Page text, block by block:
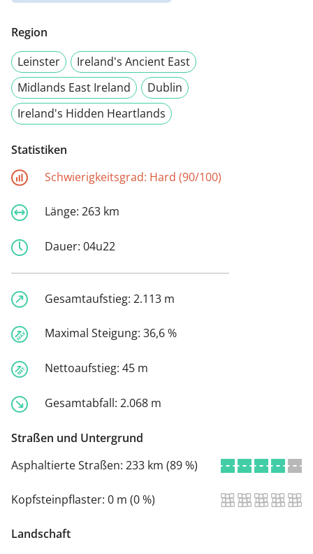
Region
Leinster
Ireland's Ancient East
Midlands East Ireland
Dublin
Ireland's Hidden Heartlands
Statistiken
Schwierigkeitsgrad: Hard (90/100)
Länge: 263 km
Dauer: 04u22
Gesamtaufstieg: 2.113 m
Maximal Steigung: 36,6 %
Nettoaufstieg: 45 m
Gesamtabfall: 2.068 m
Straßen und Untergrund
Asphaltierte Straßen: 233 km (89 %)
Kopfsteinpflaster: 0 m (0 %)
Landschaft